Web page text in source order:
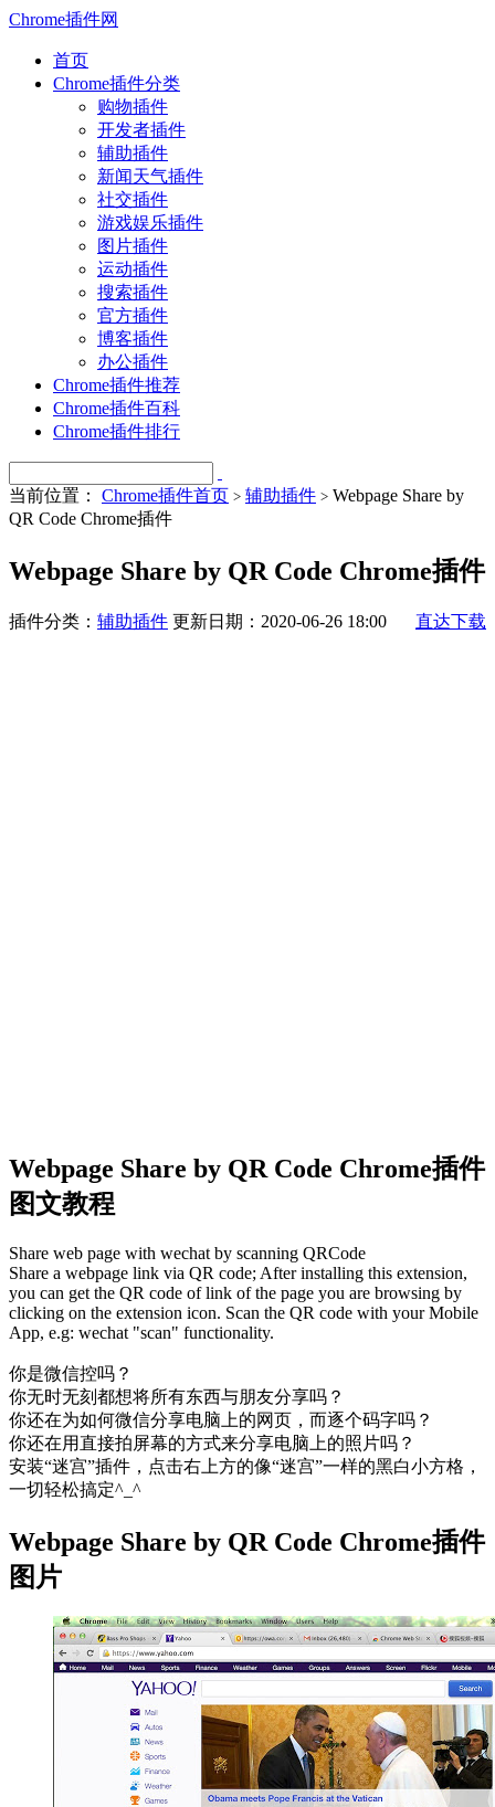
Chrome插件网
首页
Chrome插件分类
购物插件
开发者插件
辅助插件
新闻天气插件
社交插件
游戏娱乐插件
图片插件
运动插件
搜索插件
官方插件
博客插件
办公插件
Chrome插件推荐
Chrome插件百科
Chrome插件排行
当前位置： Chrome插件首页 > 辅助插件 > Webpage Share by
QR Code Chrome插件
Webpage Share by QR Code Chrome插件
插件分类： 辅助插件 更新日期：2020-06-26 18:00 直达下载
Webpage Share by QR Code Chrome插件
图文教程
Share web page with wechat by scanning QRCode
Share a webpage link via QR code; After installing this extension,
you can get the QR code of link of the page you are browsing by
clicking on the extension icon. Scan the QR code with your Mobile
App, e.g: wechat "scan" functionality.
你是微信控吗？
你无时无刻都想将所有东西与朋友分享吗？
你还在为如何微信分享电脑上的网页，而逐个码字吗？
你还在用直接拍屏幕的方式来分享电脑上的照片吗？
安装“迷宫”插件，点击右上方的像“迷宫”一样的黑白小方格，
一切轻松搞定^_^
Webpage Share by QR Code Chrome插件
图片